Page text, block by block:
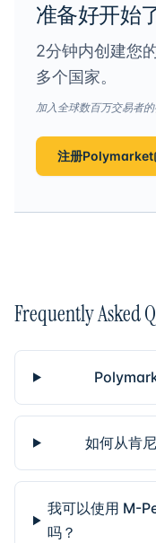
准备好开始
2分钟内创建您
多个国家。
加入全球数百万交易者
注册Polymarket
Frequently Asked
如何从肯
我可以使用 M-
吗？